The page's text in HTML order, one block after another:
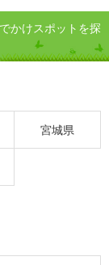
かけスポットを探
宮城県